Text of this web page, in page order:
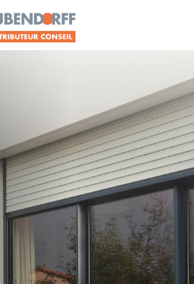
en-Anjou
ou PME proche de
est votre référent Volet
vous apporter : Tarifs directs